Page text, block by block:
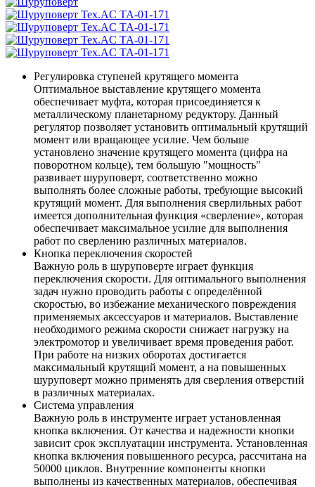
Регулировка ступеней крутящего момента
Оптимальное выставление крутящего момента
обеспечивает муфта, которая присоединяется к
металлическому планетарному редуктору. Данный
регулятор позволяет установить оптимальный крутящий
момент или вращающее усилие. Чем больше
установлено значение крутящего момента (цифра на
поворотном кольце), тем большую "мощность"
развивает шуруповерт, соответственно можно
выполнять более сложные работы, требующие высокий
крутящий момент. Для выполнения сверлильных работ
имеется дополнительная функция «сверление», которая
обеспечивает максимальное усилие для выполнения
работ по сверлению различных материалов.
Кнопка переключения скоростей
Важную роль в шуруповерте играет функция
переключения скорости. Для оптимального выполнения
задач нужно проводить работы с определённой
скоростью, во избежание механического повреждения
применяемых аксессуаров и материалов. Выставление
необходимого режима скорости снижает нагрузку на
электромотор и увеличивает время проведения работ.
При работе на низких оборотах достигается
максимальный крутящий момент, а на повышенных
шуруповерт можно применять для сверления отверстий
в различных материалах.
Система управления
Важную роль в инструменте играет установленная
кнопка включения. От качества и надежности кнопки
зависит срок эксплуатации инструмента. Установленная
кнопка включения повышенного ресурса, рассчитана на
50000 циклов. Внутренние компоненты кнопки
выполнены из качественных материалов, обеспечивая